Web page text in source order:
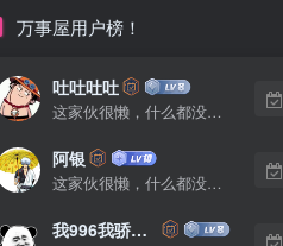
万事屋用户榜！
吐吐吐吐
这家伙很懒，什么都没有写...
阿银
这家伙很懒，什么都没有写...
我996我骄傲了么